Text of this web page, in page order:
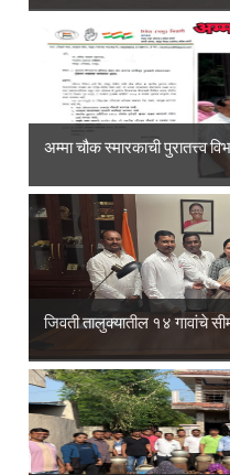
अम्मा चौक स्मारकाची पुरातत्त्व
जिवती तालुक्यातील १४ गावांचे